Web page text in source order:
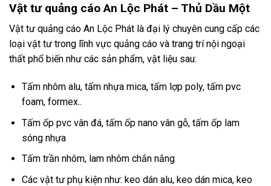
Vật tư quảng cáo An Lộc Phát – Thủ Dầu Một
Vật tư quảng cáo An Lộc Phát là đại lý chuyên cung cấp các
loại vật tư trong lĩnh vực quảng cáo và trang trí nội ngoại
thất phổ biến như các sản phẩm, vật liệu sau:
Tấm nhôm alu, tấm nhựa mica, tấm lợp poly, tấm pvc
foam, formex..
Tấm ốp pvc vân đá, tấm ốp nano vân gỗ, tấm ốp lam
sóng nhựa
Tấm trần nhôm, lam nhôm chắn nắng
Các vật tư phụ kiện như: keo dán alu, keo dán mica, keo